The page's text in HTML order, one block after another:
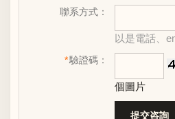
聯系方式：
以是電話、
*驗證碼：
個圖片